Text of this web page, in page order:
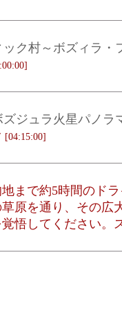
ク村～ボズィラ・
ジュラ火星パノラ
[04:15:00]
まで約5時間のドラ
原を通り、その広
悟してください。